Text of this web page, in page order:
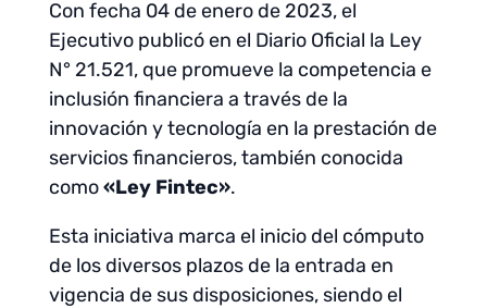
Con fecha 04 de enero de 2023, el
Ejecutivo publicó en el Diario Oficial la Ley
N° 21.521, que promueve la competencia e
inclusión financiera a través de la
innovación y tecnología en la prestación de
servicios financieros, también conocida
como«Ley Fintec».
Esta iniciativa marca el inicio del cómputo
de los diversos plazos de la entrada en
vigencia de sus disposiciones, siendo el